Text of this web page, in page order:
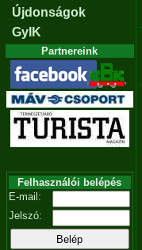
Újdonságok
GyIK
Partnereink
Felhasználói belépés
E-mail:
Jelszó: